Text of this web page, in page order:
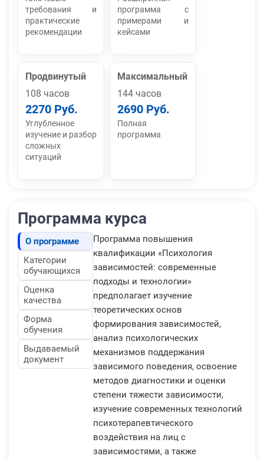
требования и
практические
рекомендации
программа с
примерами и
кейсами
Продвинутый
108 часов
2270 Руб.
Углубленное
изучение и разбор
сложных
ситуаций
Максимальный
144 часов
2690 Руб.
Полная
программа
Программа курса
О программе
Категории
обучающихся
Оценка
качества
Форма
обучения
Выдаваемый
документ
Программа повышения
квалификации «Психология
зависимостей: современные
подходы и технологии»
предполагает изучение
теоретических основ
формирования зависимостей,
анализ психологических
механизмов поддержания
зависимого поведения, освоение
методов диагностики и оценки
степени тяжести зависимости,
изучение современных технологий
психотерапевтического
воздействия на лиц с
зависимостями, а также